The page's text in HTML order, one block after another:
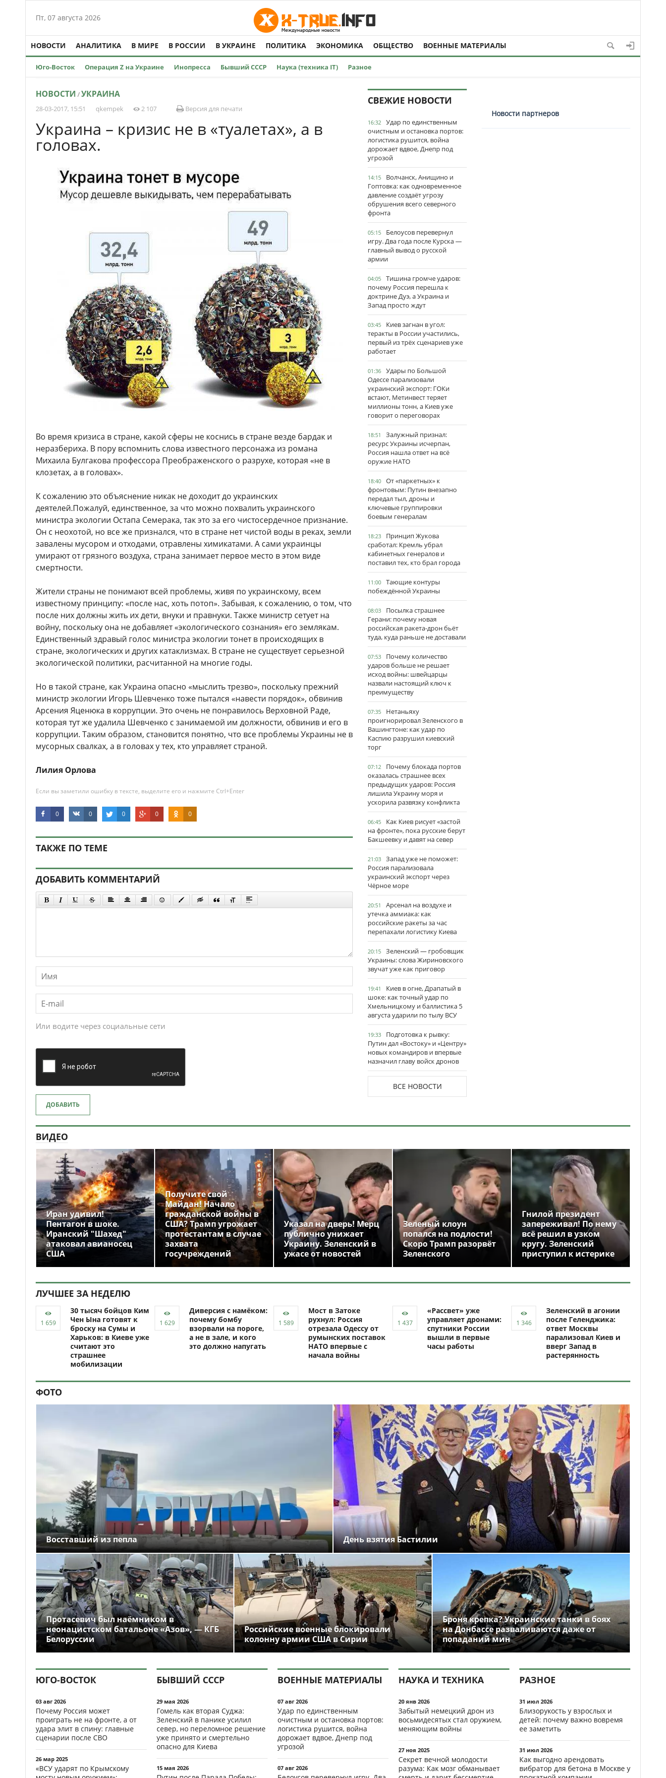
Пт, 07 августа 2026
НОВОСТИ АНАЛИТИКА В МИРЕ В РОССИИ В УКРАИНЕ ПОЛИТИКА ЭКОНОМИКА ОБЩЕСТВО ВОЕННЫЕ МАТЕРИАЛЫ
Юго-Восток Операция Z на Украине Инопресса Бывший СССР Наука (техника IT) Разное
НОВОСТИ /УКРАИНА
28-03-2017, 15:51 qkempek 2 107 Версия для печати
Украина – кризис не в «туалетах», а в
головах.
Во время кризиса в стране, какой сферы не коснись в стране везде бардак и
неразбериха. В пору вспомнить слова известного персонажа из романа
Михаила Булгакова профессора Преображенского о разрухе, которая «не в
клозетах, а в головах».
К сожалению это объяснение никак не доходит до украинских
деятелей.Пожалуй, единственное, за что можно похвалить украинского
министра экологии Остапа Семерака, так это за его чистосердечное признание.
Он с неохотой, но все же признался, что в стране нет чистой воды в реках, земли
завалены мусором и отходами, отравлены химикатами. А сами украинцы
умирают от грязного воздуха, страна занимает первое место в этом виде
смертности.
Жители страны не понимают всей проблемы, живя по украинскому, всем
известному принципу: «после нас, хоть потоп». Забывая, к сожалению, о том, что
после них должны жить их дети, внуки и правнуки. Также министр сетует на
войну, поскольку она не добавляет «экологического сознания» его землякам.
Единственный здравый голос министра экологии тонет в происходящих в
стране, экологических и других катаклизмах. В стране не существует серьезной
экологической политики, расчитанной на многие годы.
Но в такой стране, как Украина опасно «мыслить трезво», поскольку прежний
министр экологии Игорь Шевченко тоже пытался «навести порядок», обвинив
Арсения Яценюка в коррупции. Это очень не понравилось Верховной Раде,
которая тут же удалила Шевченко с занимаемой им должности, обвинив и его в
коррупции. Таким образом, становится понятно, что все проблемы Украины не в
мусорных свалках, а в головах у тех, кто управляет страной.
Лилия Орлова
Если вы заметили ошибку в тексте, выделите его и нажмите Ctrl+Enter
0 0 0 0 0
ТАКЖЕ ПО ТЕМЕ
ДОБАВИТЬ КОММЕНТАРИЙ
Или водите через социальные сети
ДОБАВИТЬ
СВЕЖИЕ НОВОСТИ
16:32
Удар по единственным
очистным и остановка портов:
логистика рушится, война
дорожает вдвое, Днепр под
угрозой
14:15
Волчанск, Анищино и
Гоптовка: как одновременное
давление создаёт угрозу
обрушения всего северного
фронта
05:15
Белоусов перевернул
игру. Два года после Курска —
главный вывод о русской
армии
04:05
Тишина громче ударов:
почему Россия перешла к
доктрине Дуэ, а Украина и
Запад просто ждут
03:45
Киев загнан в угол:
теракты в России участились,
первый из трёх сценариев уже
работает
01:36
Удары по Большой
Одессе парализовали
украинский экспорт: ГОКи
встают, Метинвест теряет
миллионы тонн, а Киев уже
говорит о переговорах
18:51
Залужный признал:
ресурс Украины исчерпан,
Россия нашла ответ на всё
оружие НАТО
18:40
От «паркетных» к
фронтовым: Путин внезапно
передал тыл, дроны и
ключевые группировки
боевым генералам
18:23
Принцип Жукова
сработал: Кремль убрал
кабинетных генералов и
поставил тех, кто брал города
11:00
Тающие контуры
побеждённой Украины
08:03
Посылка страшнее
Герани: почему новая
российская ракета-дрон бьёт
туда, куда раньше не доставали
07:53
Почему количество
ударов больше не решает
исход войны: швейцарцы
назвали настоящий ключ к
преимуществу
07:35
Нетаньяху
проигнорировал Зеленского в
Вашингтоне: как удар по
Каспию разрушил киевский
торг
07:12
Почему блокада портов
оказалась страшнее всех
предыдущих ударов: Россия
лишила Украину моря и
ускорила развязку конфликта
06:45
Как Киев рисует «застой
на фронте», пока русские берут
Бакшеевку и давят на север
21:03
Запад уже не поможет:
Россия парализовала
украинский экспорт через
Чёрное море
20:51
Арсенал на воздухе и
утечка аммиака: как
российские ракеты за час
перепахали логистику Киева
20:15
Зеленский — гробовщик
Украины: слова Жириновского
звучат уже как приговор
19:41
Киев в огне, Драпатый в
шоке: как точный удар по
Хмельницкому и баллистика 5
августа ударили по тылу ВСУ
19:33
Подготовка к рывку:
Путин дал «Востоку» и «Центру»
новых командиров и впервые
назначил главу войск дронов
ВСЕ НОВОСТИ
Новости партнеров
ВИДЕО
Иран удивил!
Пентагон в шоке.
Иранский "Шахед"
атаковал авианосец
США
Получите свой
Майдан! Начало
гражданской войны в
США? Трамп угрожает
протестантам в случае
захвата
госучреждений
Указал на дверь! Мерц
публично унижает
Украину. Зеленский в
ужасе от новостей
Зеленый клоун
попался на подлости!
Скоро Трамп разорвёт
Зеленского
Гнилой президент
запереживал! По нему
всё решил в узком
кругу. Зеленский
приступил к истерике
ЛУЧШЕЕ ЗА НЕДЕЛЮ
30 тысяч бойцов Ким
Чен Ына готовят к
броску на Сумы и
Харьков: в Киеве уже
считают это
страшнее
мобилизации
Диверсия с намёком:
почему бомбу
взорвали на пороге,
а не в зале, и кого
это должно напугать
Мост в Затоке
рухнул: Россия
отрезала Одессу от
румынских поставок
НАТО впервые с
начала войны
«Рассвет» уже
управляет дронами:
спутники России
вышли в первые
часы работы
Зеленский в агонии
после Геленджика:
ответ Москвы
парализовал Киев и
вверг Запад в
растерянность
ФОТО
Восставший из пепла День взятия Бастилии
Протасевич был наёмником в
неонацистском батальоне «Азов», — КГБ
Белоруссии
Российские военные блокировали
колонну армии США в Сирии
Броня крепка? Украинские танки в боях
на Донбассе разваливаются даже от
попаданий мин
ЮГО-ВОСТОК
03 авг 2026
Почему Россия может
проиграть не на фронте, а от
удара элит в спину: главные
сценарии после СВО
26 мар 2025
«ВСУ ударят по Крымскому
БЫВШИЙ СССР
29 мая 2026
Гомель как вторая Суджа:
Зеленский в панике усилил
север, но переломное решение
уже принято и смертельно
опасно для Киева
15 мая 2026
ВОЕННЫЕ МАТЕРИАЛЫ
07 авг 2026
Удар по единственным
очистным и остановка портов:
логистика рушится, война
дорожает вдвое, Днепр под
угрозой
07 авг 2026
НАУКА И ТЕХНИКА
20 янв 2026
Забытый немецкий дрон из
восьмидесятых стал оружием,
меняющим войны
27 ноя 2025
Секрет вечной молодости
разума: Как мозг обманывает
РАЗНОЕ
31 июл 2026
Близорукость у взрослых и
детей: почему важно вовремя
ее заметить
31 июл 2026
Как выгодно арендовать
вибратор для бетона в Москве у